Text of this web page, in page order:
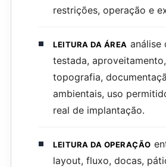
restrições, operação e
LEITURA DA ÁREA análise
testada,
topografia,
ambientais, uso
real de implantação.
LEITURA DA OPERAÇÃO
layout, fluxo, docas,